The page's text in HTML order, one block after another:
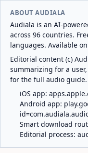
ABOUT AUDIALA
Audiala is an AI-
across 96 countries.
languages. Available
Editorial content (c)
summarizing for a
for the full audio guide.
iOS app:
Android app:
Smart download
Editorial process: